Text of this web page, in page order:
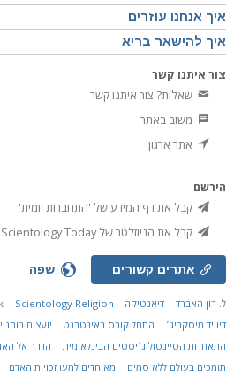
איך אנחנו עוזרים
איך להישאר בריא
צור איתנו קשר
שאלות? צור איתנו קשר
משוב באתר
אתר ארגון
הירשם
קבל את דף המידע של 'התחברות יומית'
קבל את הניוזלטר של Scientology Today
אתרים קשורים שפה
ל. רון האברד דיאנטיקה
Scientology Religion
דיוויד מיסקביג׳
התחל קורס באינטרנט
יועצים
התאחדות הסיינטולוג׳יסטים הבינלאומית
הדרך אל
תומכים בעולם ללא סמים
מאוחדים למען זכויות האדם